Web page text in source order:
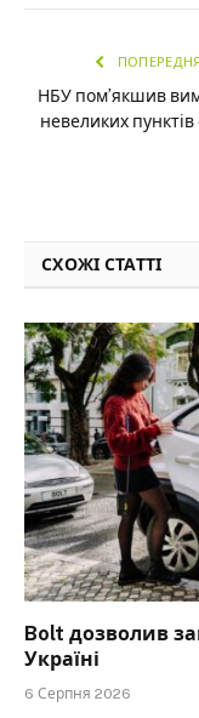
НБУ пом’якшив
невеликих пунктів
СХОЖІ СТАТТІ
Bolt дозволив
Україні
6 Серпня 2026